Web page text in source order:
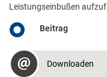
Leistungseinbußen
Beitrag
Downloaden